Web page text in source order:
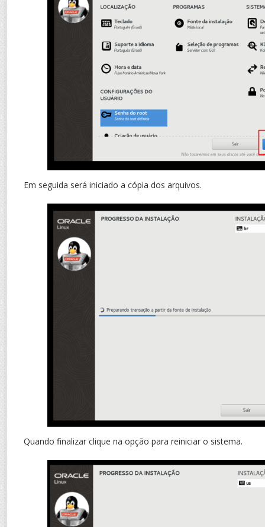
Em seguida será iniciado a cópia dos arquivos.
Quando finalizar clique na opção para reiniciar o sistema.